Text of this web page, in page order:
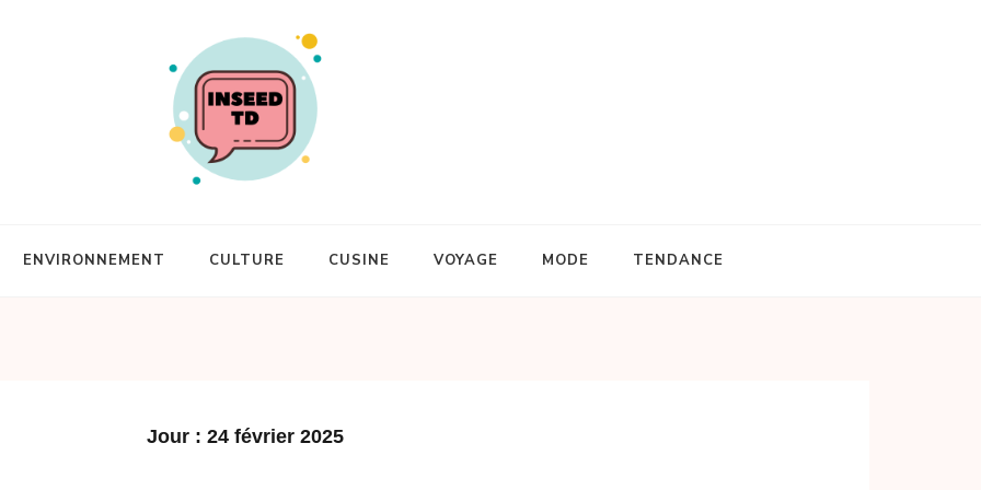
ENVIRONNEMENT CULTURE CUSINE VOYAGE MODE TENDANCE
Jour : 24 février 2025